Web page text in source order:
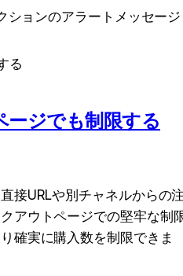
ションのアラートメッセージ
る
ジでも制限する
接URLや別チャネルからの
アウトページでの堅牢な制
確実に購入数を制限できま